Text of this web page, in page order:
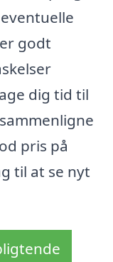
godt
dig tid til
pris på
til at se nyt